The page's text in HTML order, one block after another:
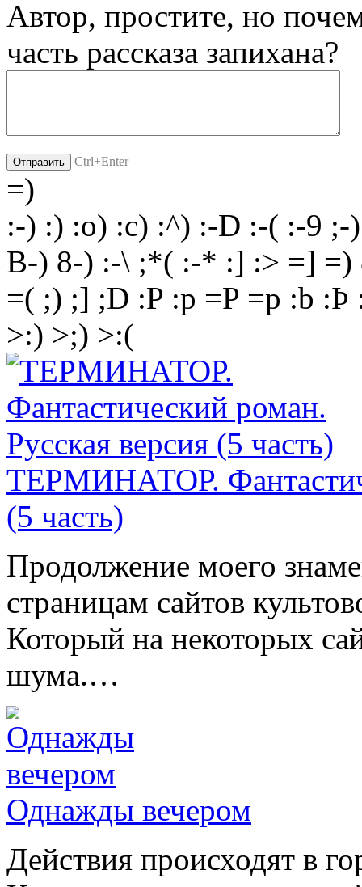
Автор, простите, но
часть рассказа запихана?
Ctrl+Enter
=)
:-) :) :o) :c) :^) :-D :-( :-9 ;-)
B-) 8-) :-\ ;*( :-* :] :> =] =)
=( ;) ;] ;D :P :p =P =p :b :Þ
>:) >;) >:(
ТЕРМИНАТОР.
(5 часть)
Продолжение моего
страницам сайтов
Который на некоторых
шума.…
Однажды вечером
Действия происходят в